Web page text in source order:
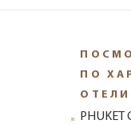
ПО
PHUKET